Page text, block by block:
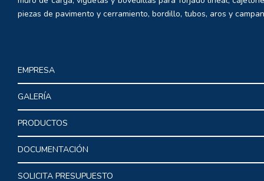
piezas de pavimento y cerramiento, bordillo, tubos, aros y
EMPRESA
GALERÍA
PRODUCTOS
DOCUMENTACIÓN
SOLICITA PRESUPUESTO